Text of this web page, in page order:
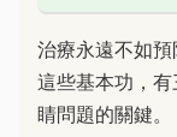
治療永遠不如
這些基本功，
睛問題的關鍵。